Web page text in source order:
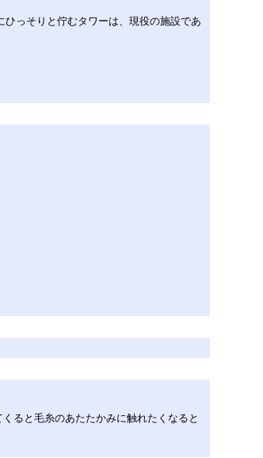
っそりと佇むタワーは、現役の施設であ
ると毛糸のあたたかみに触れたくなると